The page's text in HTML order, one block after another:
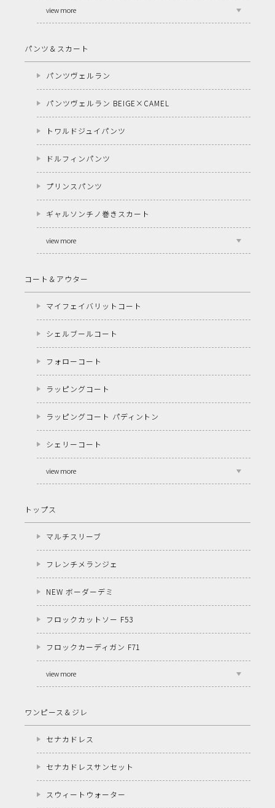
view more
パンツ＆スカート
パンツヴェルラン
パンツヴェルラン BEIGE×CAMEL
トワルドジュイパンツ
ドルフィンパンツ
プリンスパンツ
ギャルソンチノ巻きスカート
view more
コート＆アウター
マイフェイバリットコート
シェルブールコート
フォローコート
ラッピングコート
ラッピングコート パディントン
シェリーコート
view more
トップス
マルチスリーブ
フレンチメランジェ
NEW ボーダーデミ
フロックカットソー F53
フロックカーディガン F71
view more
ワンピース＆ジレ
セナカドレス
セナカドレスサンセット
スウィートウォーター